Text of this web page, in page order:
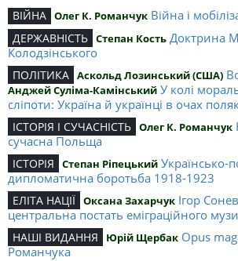
ВІЙНА Олег К. Романчук Війна і
ДЕРЖАВНІСТЬ Степан Кость Доктрина
Колодзінського
ПОЛІТИКА Аскольд Лозинський (США)
Анджей Суліма-Камінський У колі
сліпоти: Україна й українці в очах
ІСТОРІЯ І СУЧАСНІСТЬ Олег К. Романчук
сучасна Польща
ІСТОРІЯ Степан Ріпецький Українсько-
дипломатична боротьба 1918-1923
ЕЛІТА НАЦІЇ Оксана Захарчук Ігор
центральна постать еміграційного
НАШІ ВИДАННЯ Юрій Щербак Opus
Романчука